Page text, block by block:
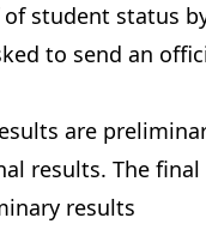
student status
to send an
are
results. The
results